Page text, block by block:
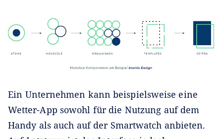
Ein Unternehmen kann beispielsweise eine
Wetter-App sowohl für die Nutzung auf dem
Handy als auch auf der Smartwatch anbieten.